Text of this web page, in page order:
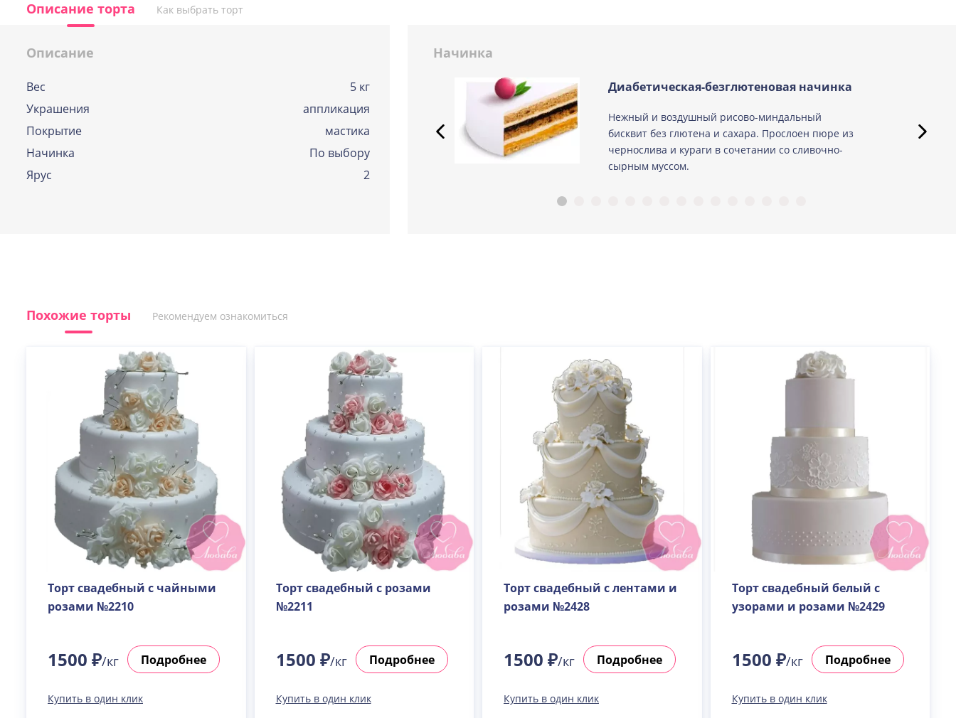
Узнать подробнее о начинке
Тирамису
Узнать подробнее о начинке
Тирамису клубничная
Узнать подробнее о начинке
Описание торта Как выбрать торт
Описание
Вес
5 кг
Украшения
аппликация
Покрытие
мастика
Начинка
По выбору
Ярус
2
Начинка
Если и у Вас возникла дилемма, какую же из
начинок выбрать, наши профессиональные
Диабетическая-безглютеновая начинка
Нежный и воздушный рисово-миндальный
бисквит без глютена и сахара. Прослоен пюре из
чернослива и кураги в сочетании со сливочно-
сырным муссом.
Похожие торты Рекомендуем ознакомиться
Торт свадебный с чайными
розами №2210
1500 ₽/кг Подробнее
Купить в один клик
Торт свадебный с розами
№2211
1500 ₽/кг Подробнее
Купить в один клик
Торт свадебный с лентами и
розами №2428
1500 ₽/кг Подробнее
Купить в один клик
Торт свадебный белый с
узорами и розами №2429
1500 ₽/кг Подробнее
Купить в один клик